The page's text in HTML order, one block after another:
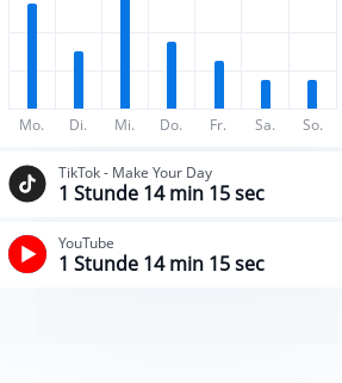
Mo.
Di. Mi. Do. Fr. Sa. So.
TikTok - Make Your Day
1 Stunde 14 min 15 sec
YouTube
1 Stunde 14 min 15 sec